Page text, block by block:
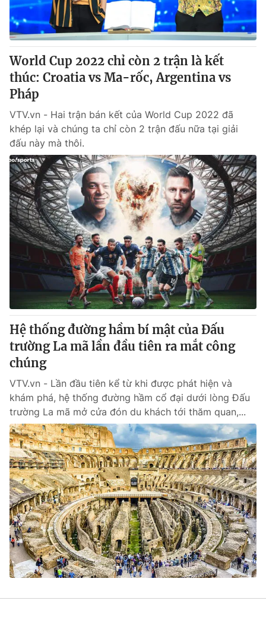
Thế giới đó đây
Câu chuyện quốc tế
Tài chính
Thị trường
Góc doanh nghiệp
Dữ liệu và đời sống
Truyền hình
Phim VTV
Hậu trường
Nhân vật
Khán giả
Giải sao mai
Giải trí
Điện ảnh
Âm nhạc
Sao
Đời sống
Du lịch
Làm đẹp
Chất lượng cuộc sống
Giáo dục
Tuyển sinh
Học trực tuyến
Công nghệ
Hitech Công nghệ tương lai
Sản phẩm
Thị trường
Tư vấn
Giao lưu trực tuyến
Lịch phát sóng
Chuyên mục khác
Emagazine Podcast
Photo
Video Shorts video
VTV Money VTV Thể thao
VTV Sức khoẻ Bất động sản
Thị trường 24h Tấm lòng Việt
VTV4 Vươn mình bằng AI
VTV9 VTV8
World Cup 2022 chỉ còn 2 trận là kết
thúc: Croatia vs Ma-rốc, Argentina vs
Pháp
VTV.vn - Hai trận bán kết của World Cup 2022 đã
khép lại và chúng ta chỉ còn 2 trận đấu nữa tại giải
đấu này mà thôi.
Hệ thống đường hầm bí mật của Đấu
trường La mã lần đầu tiên ra mắt công
chúng
VTV.vn - Lần đầu tiên kể từ khi được phát hiện và
khám phá, hệ thống đường hầm cổ đại dưới lòng Đấu
trường La mã mở cửa đón du khách tới thăm quan,...